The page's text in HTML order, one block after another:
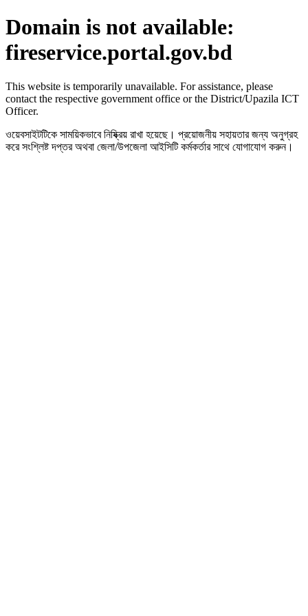
Domain is not available:
fireservice.portal.gov.bd
This website is temporarily unavailable. For assistance, please
contact the respective government office or the District/Upazila ICT
Officer.
ওয়েবসাইটটিকে সাময়িকভাবে নিষ্ক্রিয় রাখা হয়েছে। প্রয়োজনীয় সহায়তার জন্য অনুগ্রহ
করে সংশ্লিষ্ট দপ্তর অথবা জেলা/উপজেলা আইসিটি কর্মকর্তার সাথে যোগাযোগ করুন।